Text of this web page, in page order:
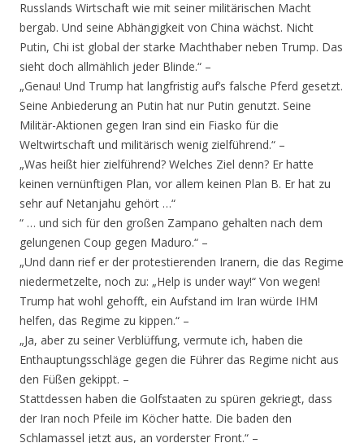
Russlands Wirtschaft wie mit seiner militärischen Macht
bergab. Und seine Abhängigkeit von China wächst. Nicht
Putin, Chi ist global der starke Machthaber neben Trump. Das
sieht doch allmählich jeder Blinde.“ –
„Genau! Und Trump hat langfristig auf’s falsche Pferd gesetzt.
Seine Anbiederung an Putin hat nur Putin genutzt. Seine
Militär-Aktionen gegen Iran sind ein Fiasko für die
Weltwirtschaft und militärisch wenig zielführend.“ –
„Was heißt hier zielführend? Welches Ziel denn? Er hatte
keinen vernünftigen Plan, vor allem keinen Plan B. Er hat zu
sehr auf Netanjahu gehört …“
“ … und sich für den großen Zampano gehalten nach dem
gelungenen Coup gegen Maduro.“ –
„Und dann rief er der protestierenden Iranern, die das Regime
niedermetzelte, noch zu: „Help is under way!“ Von wegen!
Trump hat wohl gehofft, ein Aufstand im Iran würde IHM
helfen, das Regime zu kippen.“ –
„Ja, aber zu seiner Verblüffung, vermute ich, haben die
Enthauptungsschläge gegen die Führer das Regime nicht aus
den Füßen gekippt. –
Stattdessen haben die Golfstaaten zu spüren gekriegt, dass
der Iran noch Pfeile im Köcher hatte. Die baden den
Schlamassel jetzt aus, an vorderster Front.“ –